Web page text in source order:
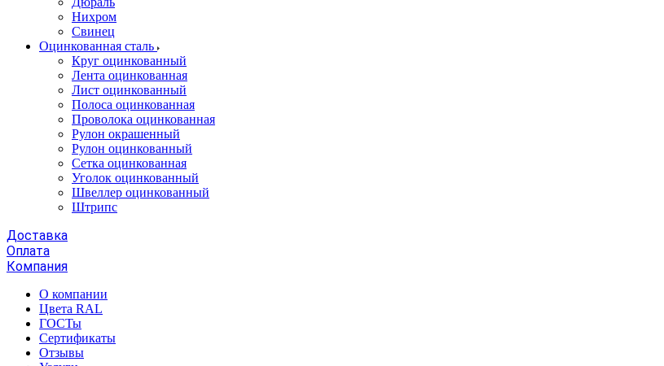
Нихром
Свинец
Оцинкованная сталь
Круг оцинкованный
Лента оцинкованная
Лист оцинкованный
Полоса оцинкованная
Проволока оцинкованная
Рулон окрашенный
Рулон оцинкованный
Сетка оцинкованная
Уголок оцинкованный
Швеллер оцинкованный
Штрипс
Доставка
Оплата
Компания
О компании
Цвета RAL
ГОСТы
Сертификаты
Отзывы